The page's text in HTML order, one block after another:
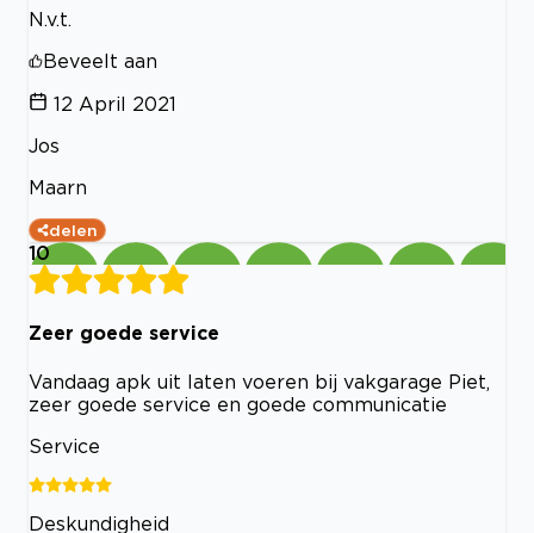
N.v.t.
Beveelt aan
12 April 2021
Jos
Maarn
delen
10
Zeer goede service
Vandaag apk uit laten voeren bij vakgarage Piet,
zeer goede service en goede communicatie
Service
Deskundigheid